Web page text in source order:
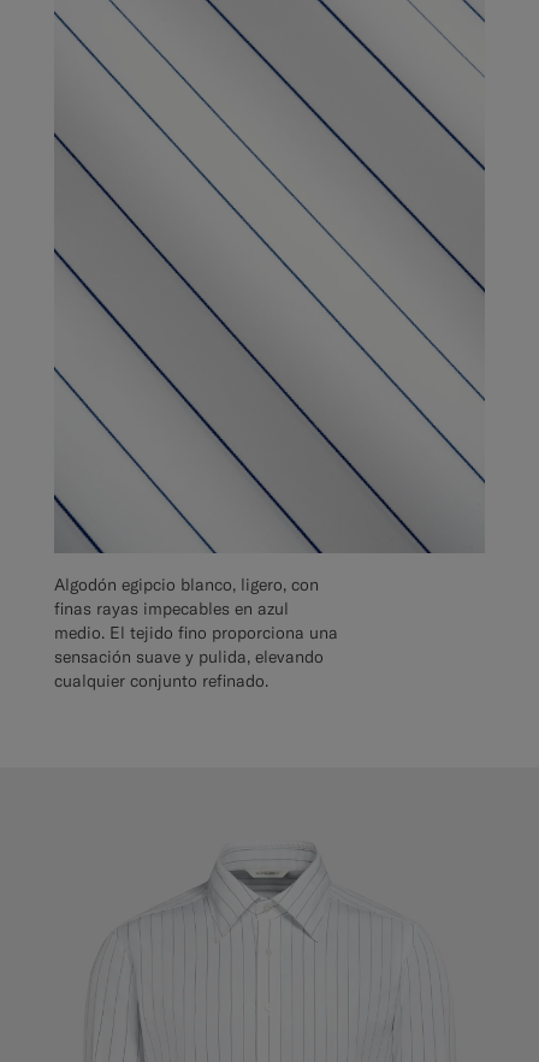
Algodón egipcio blanco, ligero, con
finas rayas impecables en azul
medio. El tejido fino proporciona una
sensación suave y pulida, elevando
cualquier conjunto refinado.